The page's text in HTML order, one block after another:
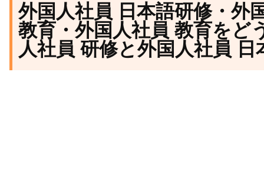
外国人社員 日本語研修・外
教育・外国人社員 教育をど
人社員 研修と外国人社員